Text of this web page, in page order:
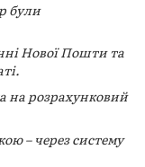
були
Нової Пошти та
на розрахунковий
– через систему